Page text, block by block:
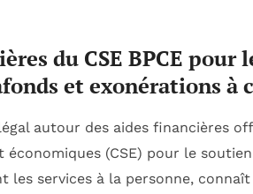
du CSE BPCE pour
et exonérations à
autour des aides financières
économiques (CSE) pour le
les services à la personne, connaît